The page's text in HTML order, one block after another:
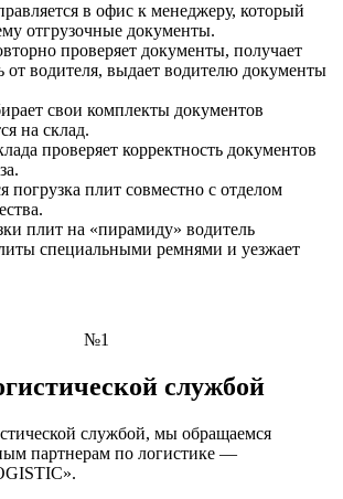
в офис к менеджеру, который
отгрузочные документы.
проверяет документы, получает
от водителя, выдает водителю документы
свои комплекты документов
на склад.
проверяет корректность документов
погрузка плит совместно с отделом
плит на «пирамиду» водитель
специальными ремнями и уезжает
№1
службой
службой, мы обращаемся
партнерам по логистике —